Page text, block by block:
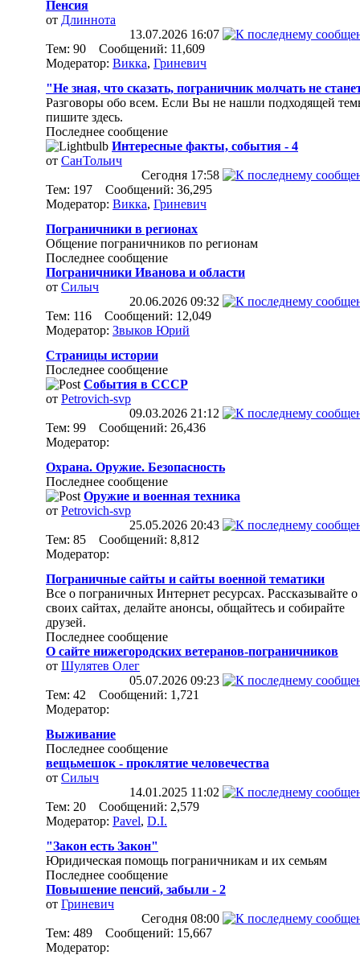
Пенсия
от Длиннота
13.07.2026 16:07
Тем: 90 Сообщений: 11,609
Модератор: Викка, Гриневич
"Не зная, что сказать, пограничник молчать не
Разговоры обо всем. Если Вы не нашли подходящей
пишите здесь.
Последнее сообщение
Интересные факты, события - 4
от СанТольич
Сегодня 17:58
Тем: 197 Сообщений: 36,295
Модератор: Викка, Гриневич
Пограничники в регионах
Общение пограничников по регионам
Последнее сообщение
Пограничники Иванова и области
от Силыч
20.06.2026 09:32
Тем: 116 Сообщений: 12,049
Модератор: Звыков Юрий
Страницы истории
Последнее сообщение
События в СССР
от Petrovich-svp
09.03.2026 21:12
Тем: 99 Сообщений: 26,436
Модератор:
Охрана. Оружие. Безопасность
Последнее сообщение
Оружие и военная техника
от Petrovich-svp
25.05.2026 20:43
Тем: 85 Сообщений: 8,812
Модератор:
Пограничные сайты и сайты военной тематики
Все о пограничных Интернет ресурсах. Рассказывайте о
своих сайтах, делайте анонсы, общайтесь и собирайте
друзей.
Последнее сообщение
О сайте нижегородских ветеранов-пограничников
от Шулятев Олег
05.07.2026 09:23
Тем: 42 Сообщений: 1,721
Модератор:
Выживание
Последнее сообщение
вещьмешок - проклятие человечества
от Силыч
14.01.2025 11:02
Тем: 20 Сообщений: 2,579
Модератор: Pavel, D.I.
"Закон есть Закон"
Юридическая помощь пограничникам и их семьям
Последнее сообщение
Повышение пенсий, забыли - 2
от Гринeвич
Сегодня 08:00
Тем: 489 Сообщений: 15,667
Модератор: